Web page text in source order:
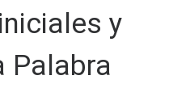
y
Palabra